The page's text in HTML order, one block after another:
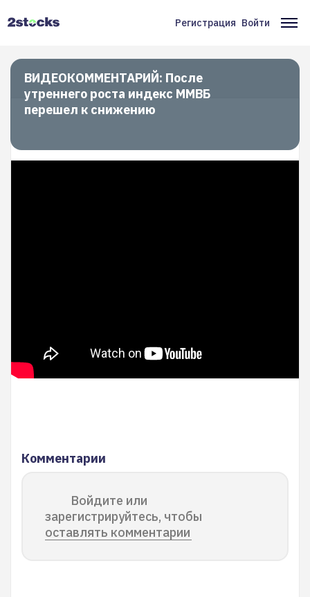
Меню
учётной
записи
пользователя
Регистрация Войти
ВИДЕОКОММЕНТАРИЙ: После
утреннего роста индекс ММВБ
перешел к снижению
Комментарии
Войдите или
зарегистрируйтесь, чтобы
оставлять комментарии